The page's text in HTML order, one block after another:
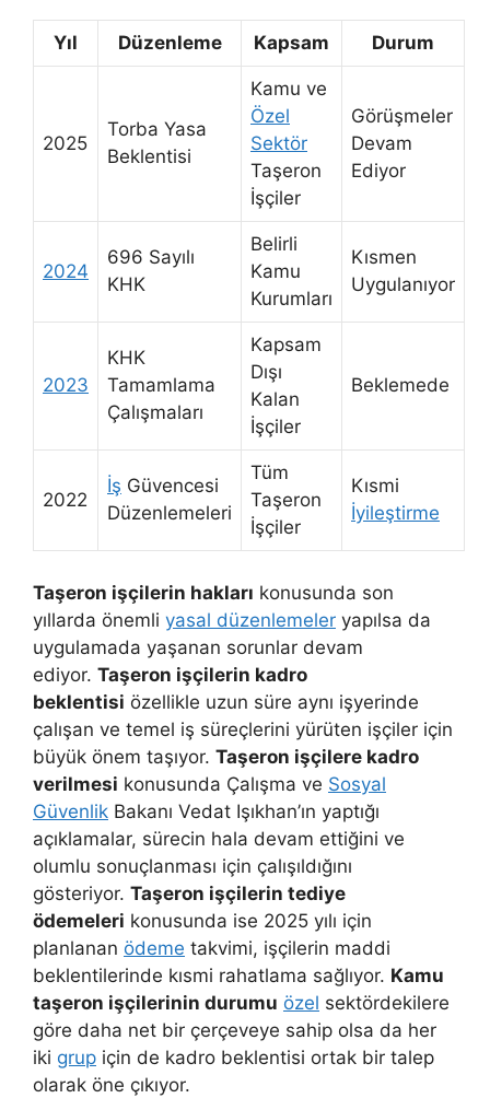
Yıl Düzenleme Kapsam Durum
2025
Torba Yasa
Beklentisi
Kamu ve
Özel
Sektör
Taşeron
İşçiler
Görüşmeler
Devam
Ediyor
2024
696 Sayılı
KHK
Belirli
Kamu
Kurumları
Kısmen
Uygulanıyor
2023
KHK
Tamamlama
Çalışmaları
Kapsam
Dışı
Kalan
İşçiler
Beklemede
2022
İş Güvencesi
Düzenlemeleri
Tüm
Taşeron
İşçiler
Kısmi
İyileştirme
Taşeron işçilerin hakları konusunda son
yıllarda önemli yasal düzenlemeler yapılsa da
uygulamada yaşanan sorunlar devam
ediyor. Taşeron işçilerin kadro
beklentisi özellikle uzun süre aynı işyerinde
çalışan ve temel iş süreçlerini yürüten işçiler için
büyük önem taşıyor. Taşeron işçilere kadro
verilmesi konusunda Çalışma ve Sosyal
Güvenlik Bakanı Vedat Işıkhan’ın yaptığı
açıklamalar, sürecin hala devam ettiğini ve
olumlu sonuçlanması için çalışıldığını
gösteriyor. Taşeron işçilerin tediye
ödemeleri konusunda ise 2025 yılı için
planlanan ödeme takvimi, işçilerin maddi
beklentilerinde kısmi rahatlama sağlıyor. Kamu
taşeron işçilerinin durumu özel sektördekilere
göre daha net bir çerçeveye sahip olsa da her
iki grup için de kadro beklentisi ortak bir talep
olarak öne çıkıyor.